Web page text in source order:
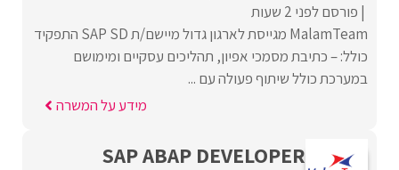
פורסם לפני 2 שעות
MalamTeam מגייסת לארגון גדול מיישם/ת SAP SD התפקיד
כולל: – כתיבת מסמכי אפיון, תהליכים עסקיים ומימושם
במערכת כולל שיתוף פעולה עם ...
מידע על המשרה
SAP ABAP DEVELOPER